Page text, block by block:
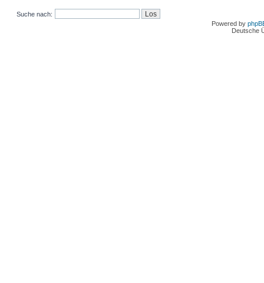
Suche nach:
Powered by
Deutsche